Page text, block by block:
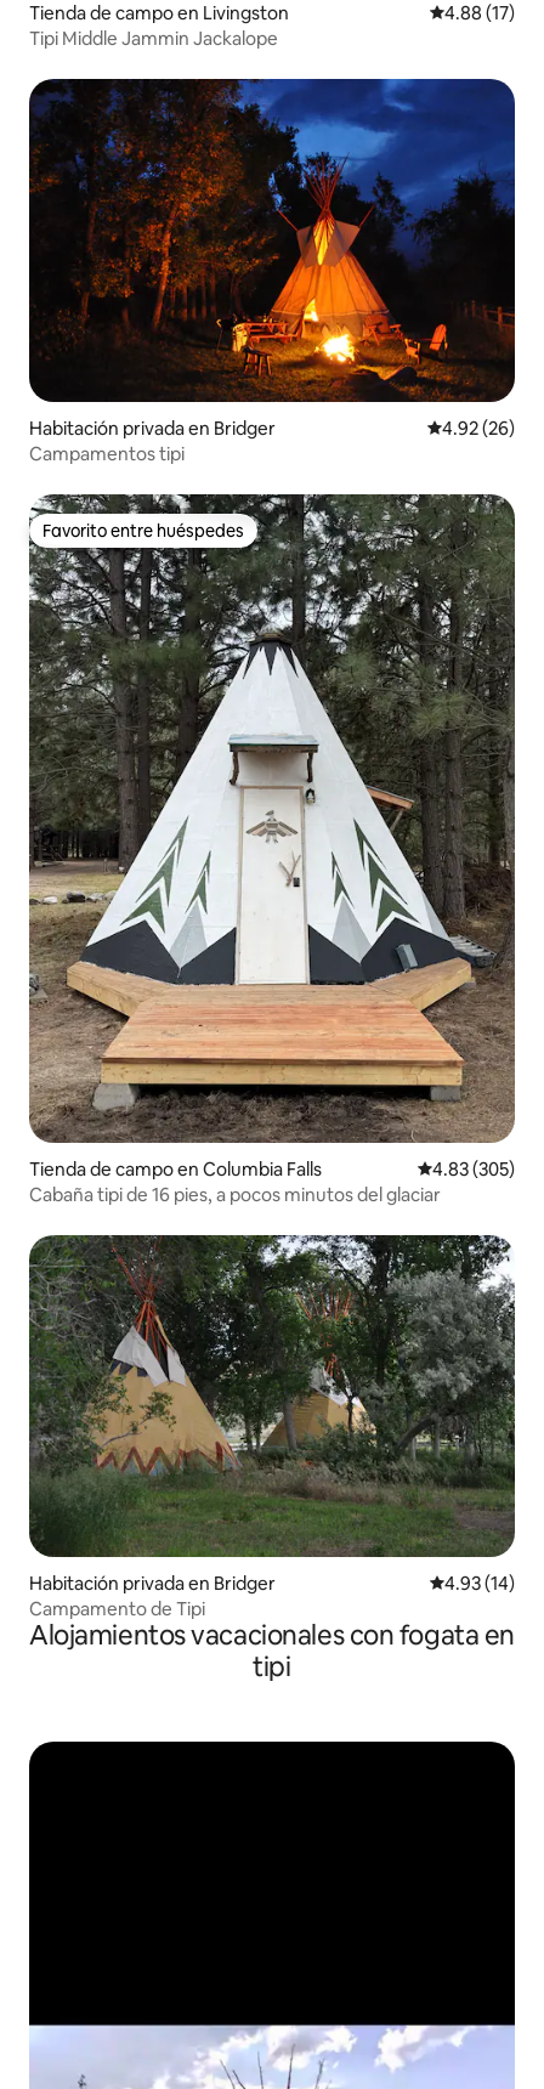
Tienda de campo en Livingston Calificación
4.88 (17)
Tipi Middle Jammin Jackalope
Habitación privada en Bridger Calificación
4.92 (26)
Campamentos tipi
Favorito entre huéspedes
Favorito entre huéspedes
Tienda de campo en Columbia Falls Calificación
4.83 (305)
Cabaña tipi de 16 pies, a pocos minutos del glaciar
Habitación privada en Bridger Calificación
4.93 (14)
Campamento de Tipi
Alojamientos vacacionales con fogata en
tipi